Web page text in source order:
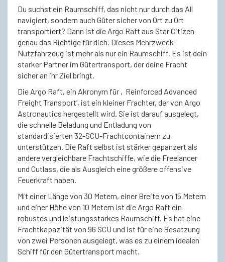
Du suchst ein Raumschiff, das nicht nur durch das All
navigiert, sondern auch Güter sicher von Ort zu Ort
transportiert? Dann ist die Argo Raft aus Star Citizen
genau das Richtige für dich. Dieses Mehrzweck-
Nutzfahrzeug ist mehr als nur ein Raumschiff. Es ist dein
starker Partner im Gütertransport, der deine Fracht
sicher an ihr Ziel bringt.
Die Argo Raft, ein Akronym für ‚Reinforced Advanced
Freight Transport‘, ist ein kleiner Frachter, der von Argo
Astronautics hergestellt wird. Sie ist darauf ausgelegt,
die schnelle Beladung und Entladung von
standardisierten 32-SCU-Frachtcontainern zu
unterstützen. Die Raft selbst ist stärker gepanzert als
andere vergleichbare Frachtschiffe, wie die Freelancer
und Cutlass, die als Ausgleich eine größere offensive
Feuerkraft haben.
Mit einer Länge von 30 Metern, einer Breite von 15 Metern
und einer Höhe von 10 Metern ist die Argo Raft ein
robustes und leistungsstarkes Raumschiff. Es hat eine
Frachtkapazität von 96 SCU und ist für eine Besatzung
von zwei Personen ausgelegt, was es zu einem idealen
Schiff für den Gütertransport macht.